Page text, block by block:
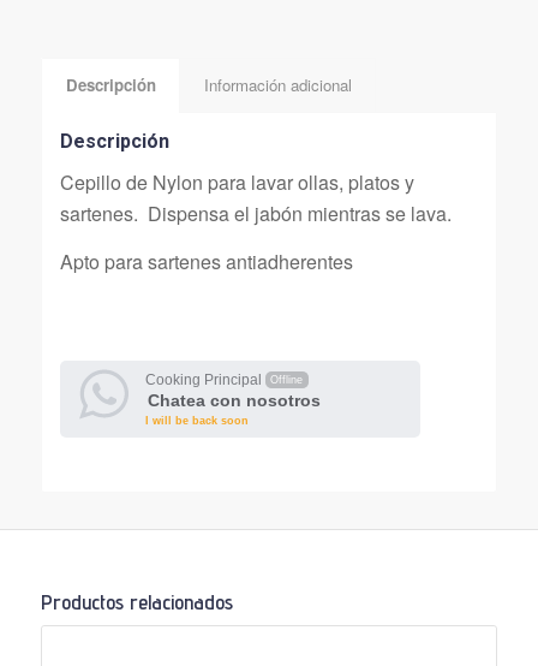
Descripción Información adicional
Descripción
Cepillo de Nylon para lavar ollas, platos y
sartenes. Dispensa el jabón mientras se lava.
Apto para sartenes antiadherentes
Cooking Principal Offline
Chatea con nosotros
I will be back soon
Productos relacionados